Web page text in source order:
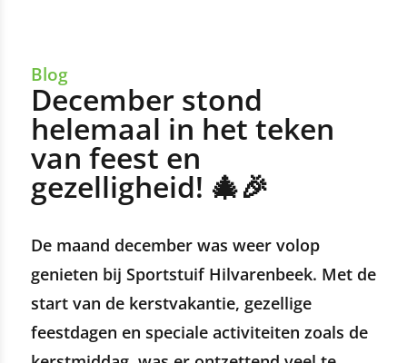
Blog
December stond
helemaal in het teken
van feest en
gezelligheid! 🎄🎉
De maand december was weer volop
genieten bij Sportstuif Hilvarenbeek. Met de
start van de kerstvakantie, gezellige
feestdagen en speciale activiteiten zoals de